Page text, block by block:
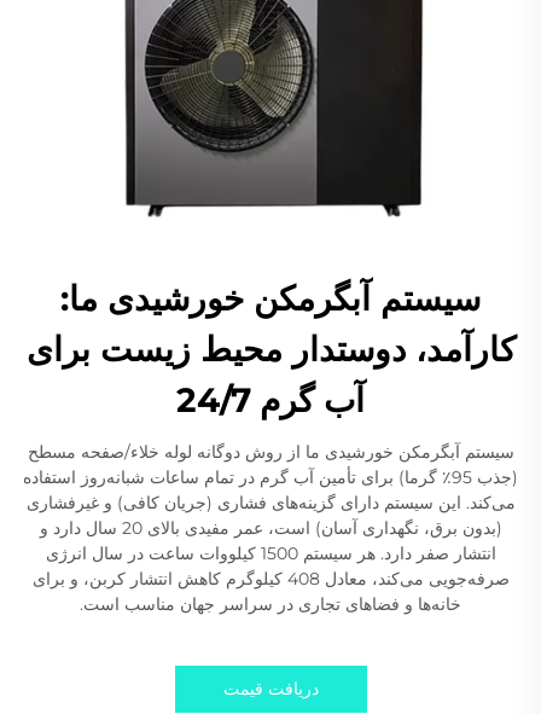
سیستم آبگرمکن خورشیدی ما:
کارآمد، دوستدار محیط زیست برای
آب گرم 24/7
سیستم آبگرمکن خورشیدی ما از روش دوگانه لوله خلاء/صفحه مسطح
(جذب 95٪ گرما) برای تأمین آب گرم در تمام ساعات شبانه‌روز استفاده
می‌کند. این سیستم دارای گزینه‌های فشاری (جریان کافی) و غیرفشاری
(بدون برق، نگهداری آسان) است، عمر مفیدی بالای 20 سال دارد و
انتشار صفر دارد. هر سیستم 1500 کیلووات ساعت در سال انرژی
صرفه‌جویی می‌کند، معادل 408 کیلوگرم کاهش انتشار کربن، و برای
خانه‌ها و فضاهای تجاری در سراسر جهان مناسب است.
دریافت قیمت